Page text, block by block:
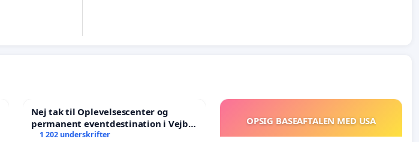
Nej tak til Oplevelsescenter og
permanent eventdestination i Vejby
- Ja tak til et levende lokalområde i
1 202 underskrifter
OPSIG BASEAFTALEN MED USA